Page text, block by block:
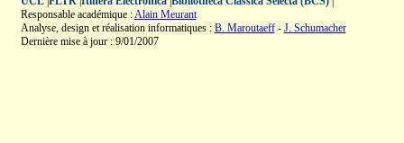
Responsable académique :Alain Meurant
Analyse, design et réalisation informatiques : B. Maroutaeff- J. Schumacher
Dernière mise à jour : 9/01/2007